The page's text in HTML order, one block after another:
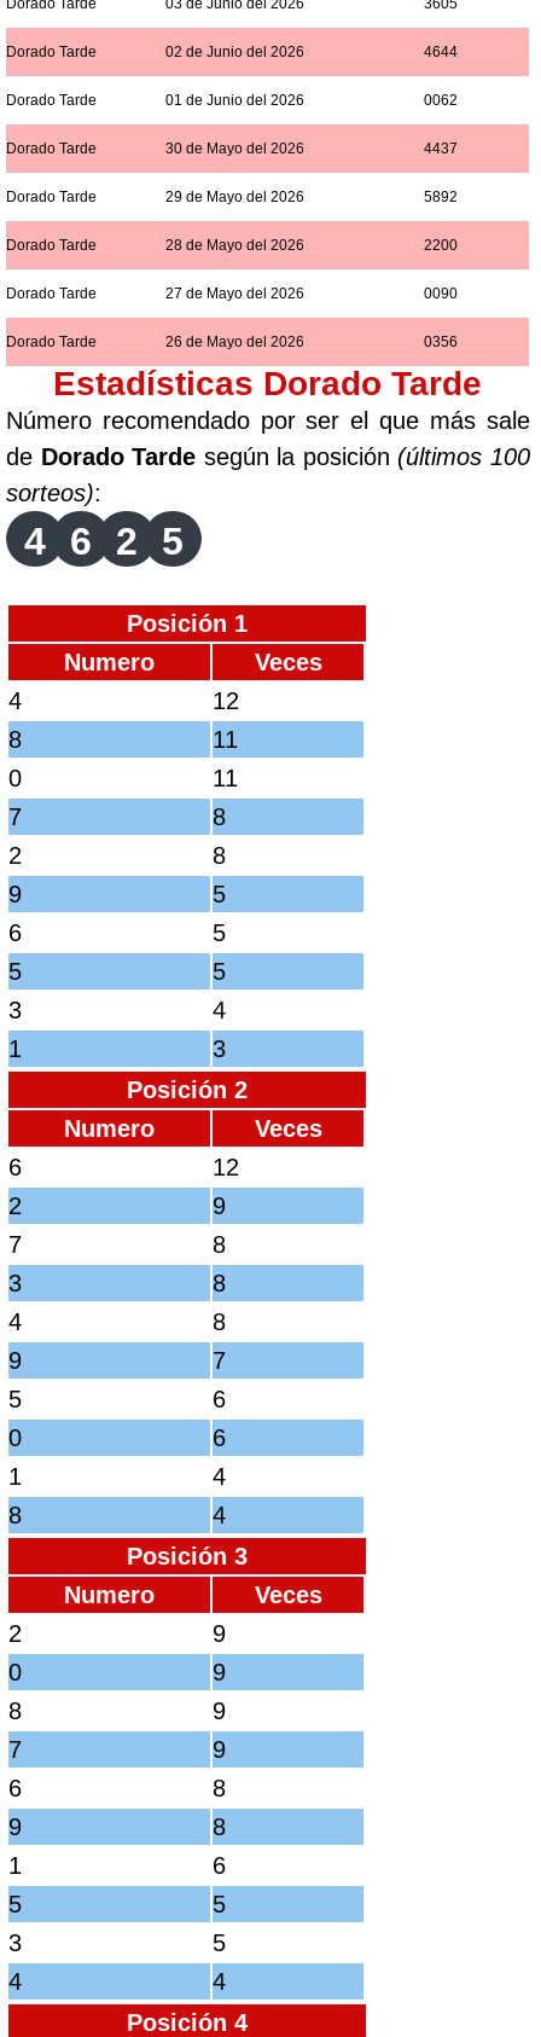
Dorado Tarde 03 de Junio del 2026 3605
Dorado Tarde 02 de Junio del 2026 4644
Dorado Tarde 01 de Junio del 2026 0062
Dorado Tarde 30 de Mayo del 2026 4437
Dorado Tarde 29 de Mayo del 2026 5892
Dorado Tarde 28 de Mayo del 2026 2200
Dorado Tarde 27 de Mayo del 2026 0090
Dorado Tarde 26 de Mayo del 2026 0356
Estadísticas Dorado Tarde
Número recomendado por ser el que más sale
de Dorado Tarde según la posición (últimos 100
sorteos):
4 6 2 5
Posición 1
Numero
Veces
4
12
8
11
0
11
7
8
2
8
9
5
6
5
5
5
3
4
1
3
Posición 2
Numero
Veces
6
12
2
9
7
8
3
8
4
8
9
7
5
6
0
6
1
4
8
4
Posición 3
Numero
Veces
2
9
0
9
8
9
7
9
6
8
9
8
1
6
5
5
3
5
4
4
Posición 4